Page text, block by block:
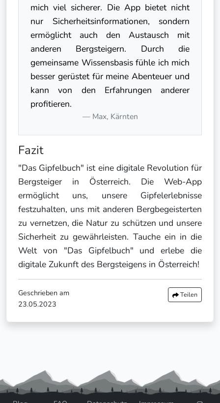
mich viel sicherer. Die App bietet nicht
nur Sicherheitsinformationen, sondern
ermöglicht auch den Austausch mit
anderen Bergsteigern. Durch die
gemeinsame Wissensbasis fühle ich mich
besser gerüstet für meine Abenteuer und
kann von den Erfahrungen anderer
profitieren.
Max, Kärnten
Fazit
"Das Gipfelbuch" ist eine digitale Revolution für
Bergsteiger in Österreich. Die Web-App
ermöglicht uns, unsere Gipfelerlebnisse
festzuhalten, uns mit anderen Bergbegeisterten
zu vernetzen, die Natur zu schützen und unsere
Sicherheit zu gewährleisten. Tauche ein in die
Welt von "Das Gipfelbuch" und erlebe die
digitale Zukunft des Bergsteigens in Österreich!
Geschrieben am
23.05.2023
Teilen